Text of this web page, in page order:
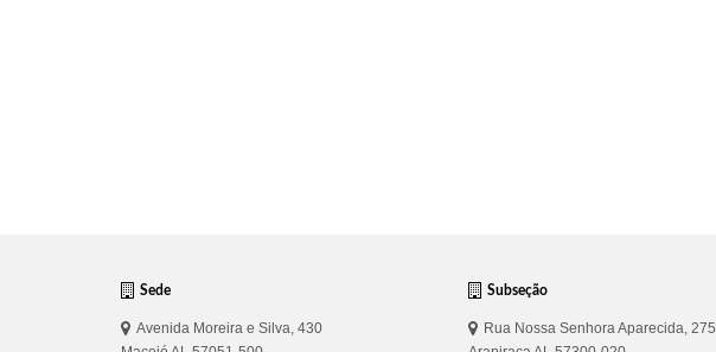
Sede
Avenida Moreira e Silva, 430
Subseção
Rua Nossa Senhora Aparecida, 275